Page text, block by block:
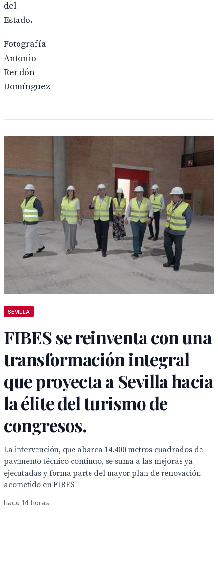
del
Estado.
Fotografía
Antonio
Rendón
Domínguez
SEVILLA
FIBES se reinventa con una
transformación integral
que proyecta a Sevilla hacia
la élite del turismo de
congresos.
La intervención, que abarca 14.400 metros cuadrados de
pavimento técnico continuo, se suma a las mejoras ya
ejecutadas y forma parte del mayor plan de renovación
acometido en FIBES
hace 14 horas